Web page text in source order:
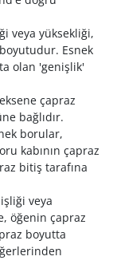
veya yüksekliği,
Esnek
olan 'genişlik'
çapraz
bağlıdır.
borular,
kabının çapraz
bitiş tarafına
veya
öğenin çapraz
boyutta